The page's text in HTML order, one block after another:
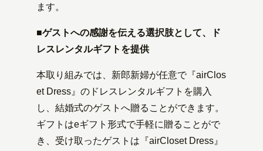
ます。
■ゲストへの感謝を伝える選択肢として、ド
レスレンタルギフトを提供
本取り組みでは、新郎新婦が任意で『airClos
et Dress』のドレスレンタルギフトを購入
し、結婚式のゲストへ贈ることができます。
ギフトはeギフト形式で手軽に贈ることがで
き、受け取ったゲストは『airCloset Dress』